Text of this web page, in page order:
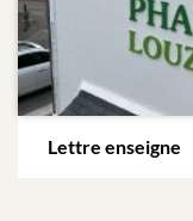
Lettre enseigne